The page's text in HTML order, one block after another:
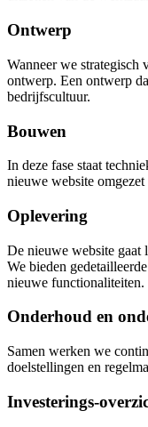
Ontwerp
Wanneer we
ontwerp. Een ontwerp
bedrijfscultuur.
Bouwen
In deze fase staat
nieuwe website
Oplevering
De nieuwe website gaat
We bieden
nieuwe functionaliteiten.
Onderhoud en
Samen werken we
doelstellingen en
Investerings-